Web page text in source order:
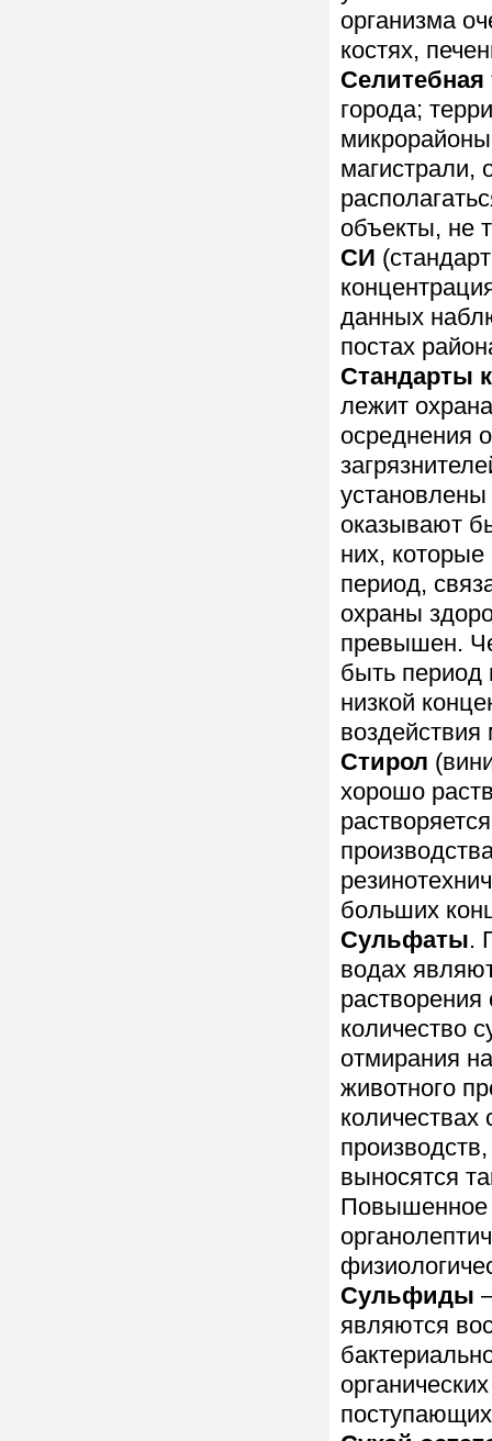
организма
костях,
Селитебная
города;
магистрали,
объекты, не
СИ
данных
постах
Стандарты
лежит
осреднения
оказывают
них,
период,
охраны
превышен.
быть период
низкой
Стирол
хорошо
больших
Сульфаты.
водах
количество
отмирания
животного
выносятся
Повышенное
Сульфиды
являются